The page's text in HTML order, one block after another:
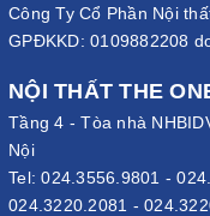
Công Ty Cổ Phần Nội
GPĐKKD: 0109882208
NỘI THẤT THE
Tầng 4 - Tòa nhà
Nội
Tel:024.3556.9801 -
024.3220.2081 -